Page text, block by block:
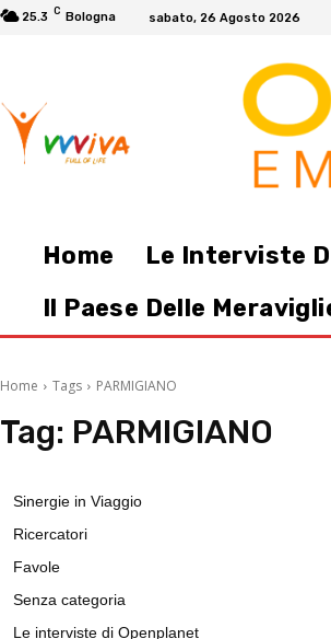
25.3 C Bologna sabato, 26 Agosto 2026
Home Le Interviste
Il Paese Delle
Home Tags PARMIGIANO
Tag: PARMIGIANO
Sinergie in Viaggio
Ricercatori
Favole
Senza categoria
Le interviste di Openplanet